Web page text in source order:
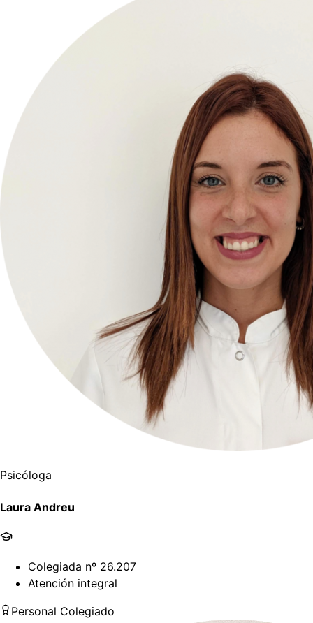
Psicóloga
Laura Andreu
Colegiada nº 26.207
Atención integral
Personal Colegiado